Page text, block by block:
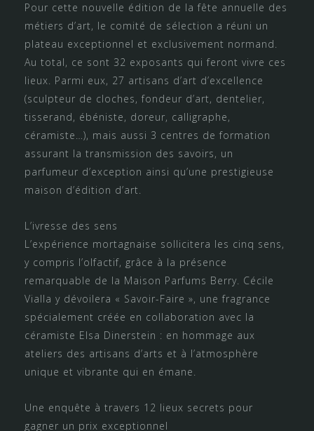
Pour cette nouvelle édition de la fête annuelle des
métiers d’art, le comité de sélection a réuni un
plateau exceptionnel et exclusivement normand.
Au total, ce sont 32 exposants qui feront vivre ces
lieux. Parmi eux, 27 artisans d’art d’excellence
(sculpteur de cloches, fondeur d’art, dentelier,
tisserand, ébéniste, doreur, calligraphe,
céramiste…), mais aussi 3 centres de formation
assurant la transmission des savoirs, un
parfumeur d’exception ainsi qu’une prestigieuse
maison d’édition d’art.
L’ivresse des sens
L’expérience mortagnaise sollicitera les cinq sens,
y compris l’olfactif, grâce à la présence
remarquable de la Maison Parfums Berry. Cécile
Vialla y dévoilera « Savoir-Faire », une fragrance
spécialement créée en collaboration avec la
céramiste Elsa Dinerstein : en hommage aux
ateliers des artisans d’arts et à l’atmosphère
unique et vibrante qui en émane.
Une enquête à travers 12 lieux secrets pour
gagner un prix exceptionnel